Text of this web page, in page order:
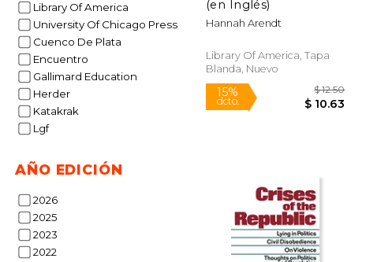
Library Of America
University Of Chicago Press
Cuenco De Plata
Encuentro
Gallimard Education
Herder
Katakrak
Lgf
AÑO EDICIÓN
2026
2025
2023
2022
(en Inglés)
Hannah Arendt
Library Of America, Tapa
Blanda, Nuevo